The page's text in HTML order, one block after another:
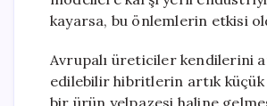
kayarsa, bu önlemlerin etkisi
Avrupalı üreticiler kendilerini
edilebilir hibritlerin artık küçük